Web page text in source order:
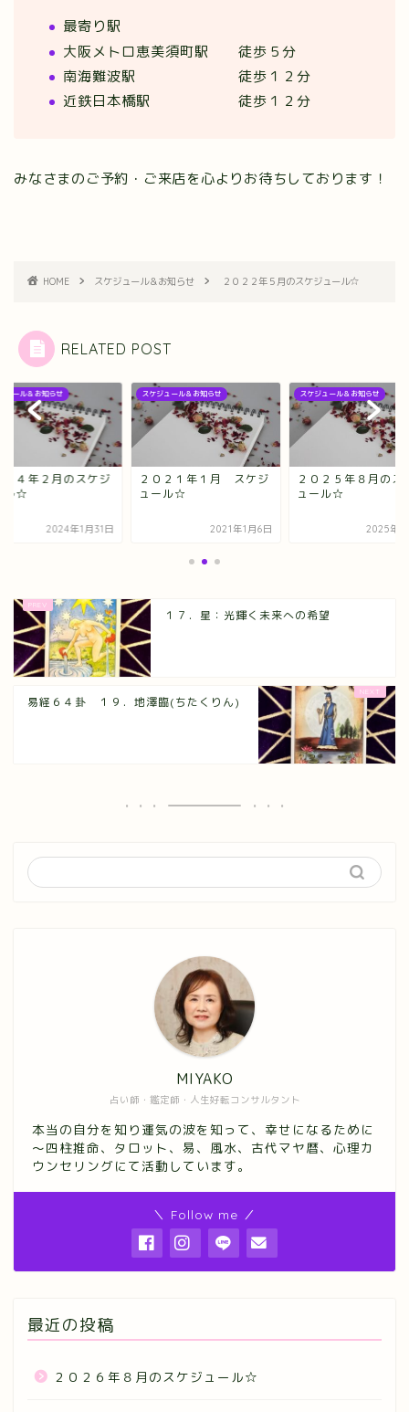
最寄り駅
大阪メトロ恵美須町駅 徒歩５分
南海難波駅 徒歩１２分
近鉄日本橋駅 徒歩１２分
みなさまのご予約・ご来店を心よりお待ちしております！
HOME スケジュール＆お知らせ ２０２２年５月のスケジュール☆
RELATED POST
ュール＆お知らせ
２４年２月のスケジ
ル☆
2024年1月31日
スケジュール＆お知らせ
２０２１年１月 スケジ
ュール☆
2021年1月6日
スケジュール＆お知らせ
２０２５年８月のス
ュール☆
2025年8
１７．星：光輝く未来への希望
易経６４卦 １９．地澤臨(ちたくりん)
占い師・鑑定師・人生好転コンサルタント
MIYAKO
本当の自分を知り運気の波を知って、幸せになるために
～四柱推命、タロット、易、風水、古代マヤ暦、心理カ
ウンセリングにて活動しています。
＼ Follow me ／
最近の投稿
２０２６年８月のスケジュール☆